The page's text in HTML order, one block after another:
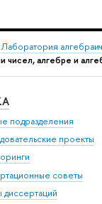
Лаборатория
алгебре и
подразделения
проекты
советы
диссертаций